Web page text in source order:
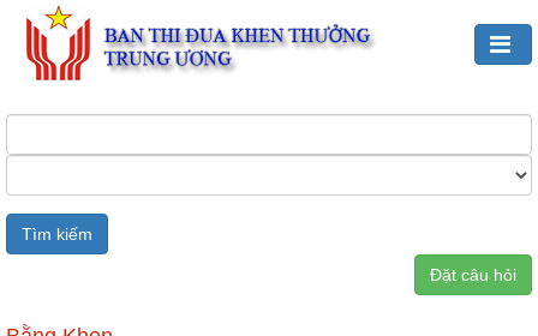
Đảng,
với
TĐKT
chung
Đặt câu hỏi